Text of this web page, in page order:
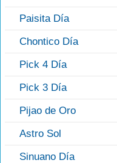
Paisita Día
Chontico Día
Pick 4 Día
Pick 3 Día
Pijao de Oro
Astro Sol
Sinuano Día